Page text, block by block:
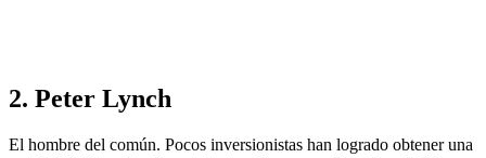
2. Peter Lynch
El hombre del común. Pocos inversionistas han logrado obtener una